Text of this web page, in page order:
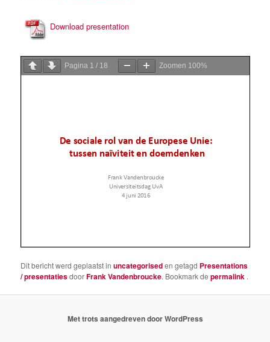
Download presentation
Pagina 1 / 18 Zoomen 100%
Dit bericht werd geplaatst inuncategoriseden getagd Presentations
/ presentatiesdoorFrank Vandenbroucke. Bookmark depermalink .
Met trots aangedreven door WordPress